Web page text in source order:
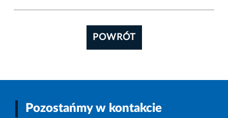
POWRÓT
Pozostańmy w kontakcie